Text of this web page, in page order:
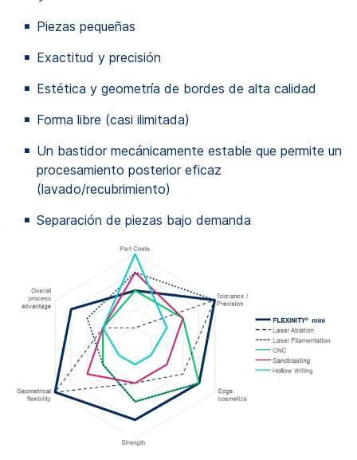
Piezas pequeñas
Exactitud y precisión
Estética y geometría de bordes de alta calidad
Forma libre (casi ilimitada)
Un bastidor mecánicamente estable que permite un
procesamiento posterior eficaz
(lavado/recubrimiento)
Separación de piezas bajo demanda